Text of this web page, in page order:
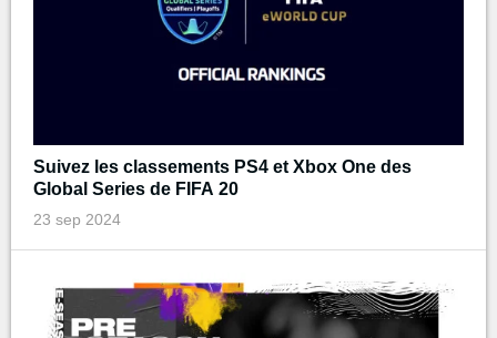
Suivez les classements PS4 et Xbox One des
Global Series de FIFA 20
23 sep 2024